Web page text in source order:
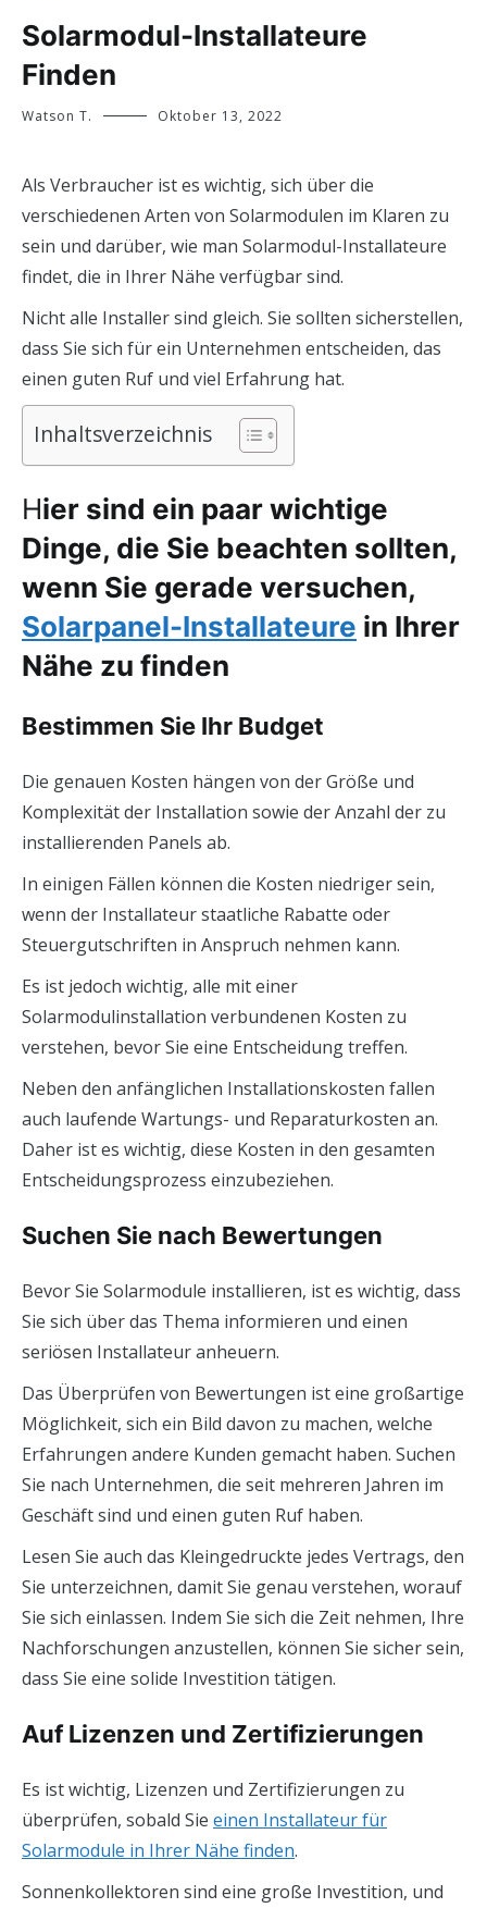
Solarmodul-Installateure
Finden
Watson T. Oktober 13, 2022
Als Verbraucher ist es wichtig, sich über die
verschiedenen Arten von Solarmodulen im Klaren zu
sein und darüber, wie man Solarmodul-Installateure
findet, die in Ihrer Nähe verfügbar sind.
Nicht alle Installer sind gleich. Sie sollten sicherstellen,
dass Sie sich für ein Unternehmen entscheiden, das
einen guten Ruf und viel Erfahrung hat.
Inhaltsverzeichnis
Hier sind ein paar wichtige
Dinge, die Sie beachten sollten,
wenn Sie gerade versuchen,
Solarpanel-Installateure in Ihrer
Nähe zu finden
Bestimmen Sie Ihr Budget
Die genauen Kosten hängen von der Größe und
Komplexität der Installation sowie der Anzahl der zu
installierenden Panels ab.
In einigen Fällen können die Kosten niedriger sein,
wenn der Installateur staatliche Rabatte oder
Steuergutschriften in Anspruch nehmen kann.
Es ist jedoch wichtig, alle mit einer
Solarmodulinstallation verbundenen Kosten zu
verstehen, bevor Sie eine Entscheidung treffen.
Neben den anfänglichen Installationskosten fallen
auch laufende Wartungs- und Reparaturkosten an.
Daher ist es wichtig, diese Kosten in den gesamten
Entscheidungsprozess einzubeziehen.
Suchen Sie nach Bewertungen
Bevor Sie Solarmodule installieren, ist es wichtig, dass
Sie sich über das Thema informieren und einen
seriösen Installateur anheuern.
Das Überprüfen von Bewertungen ist eine großartige
Möglichkeit, sich ein Bild davon zu machen, welche
Erfahrungen andere Kunden gemacht haben. Suchen
Sie nach Unternehmen, die seit mehreren Jahren im
Geschäft sind und einen guten Ruf haben.
Lesen Sie auch das Kleingedruckte jedes Vertrags, den
Sie unterzeichnen, damit Sie genau verstehen, worauf
Sie sich einlassen. Indem Sie sich die Zeit nehmen, Ihre
Nachforschungen anzustellen, können Sie sicher sein,
dass Sie eine solide Investition tätigen.
Auf Lizenzen und Zertifizierungen
Es ist wichtig, Lizenzen und Zertifizierungen zu
überprüfen, sobald Sie einen Installateur für
Solarmodule in Ihrer Nähe finden.
Sonnenkollektoren sind eine große Investition, und